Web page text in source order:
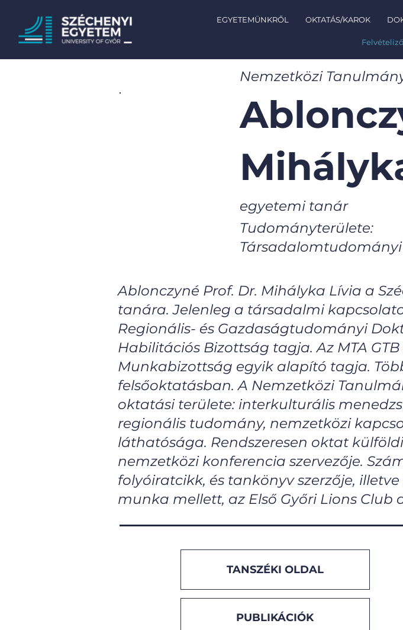
EGYETEMÜNKRŐL OKTATÁS/KAROK
Nemzetközi
egyetemi tanár
Tudományterülete:
Társadalomtudományi
Ablonczyné Prof. Dr. Mihályka Lívia a
tanára. Jelenleg a társadalmi
Regionális- és Gazdaságtudományi
Habilitációs Bizottság tagja. Az MTA
Munkabizottság egyik alapító tagja.
felsőoktatásban. A Nemzetközi
oktatási területe: interkulturális
regionális tudomány, nemzetközi
láthatósága. Rendszeresen oktat
nemzetközi konferencia szervezője.
folyóiratcikk, és tankönyv szerzője,
munka mellett, az Első Győri Lions Club
TANSZÉKI OLDAL
PUBLIKÁCIÓK